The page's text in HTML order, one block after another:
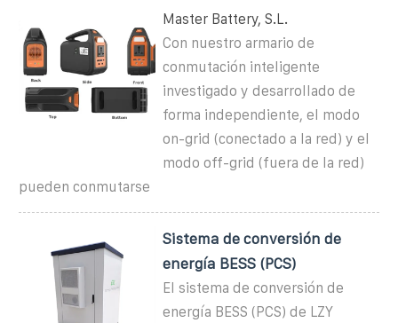
Master Battery, S.L.
Con nuestro armario de
conmutación inteligente
investigado y desarrollado de
forma independiente, el modo
on-grid (conectado a la red) y el
modo off-grid (fuera de la red)
pueden conmutarse
Sistema de conversión de
energía BESS (PCS)
El sistema de conversión de
energía BESS (PCS) de LZY